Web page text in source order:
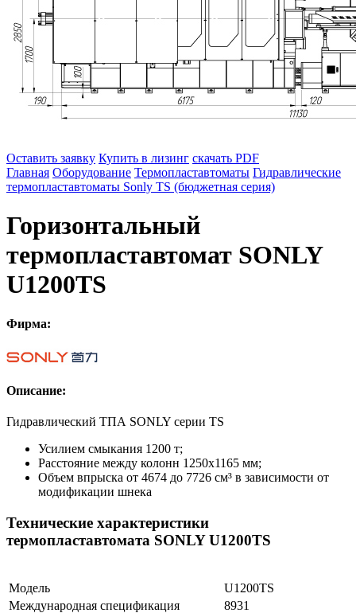
Оставить заявку Купить в лизинг скачать PDF
Главная Оборудование Термопластавтоматы Гидравлические
термопластавтоматы Sonly TS (бюджетная серия)
Горизонтальный
термопластавтомат SONLY
U1200TS
Фирма:
Описание:
Гидравлический ТПА SONLY серии TS
Усилием смыкания 1200 т;
Расстояние между колонн 1250х1165 мм;
Объем впрыска от 4674 до 7726 см³ в зависимости от
модификации шнека
Технические характеристики
термопластавтомата SONLY U1200TS
Модель
U1200TS
Международная спецификация
8931